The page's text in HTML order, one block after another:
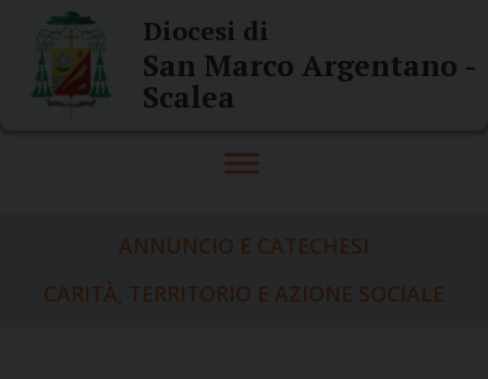
content
Diocesi di
San Marco Argentano -
Scalea
ANNUNCIO E CATECHESI
CARITÀ, TERRITORIO E AZIONE SOCIALE